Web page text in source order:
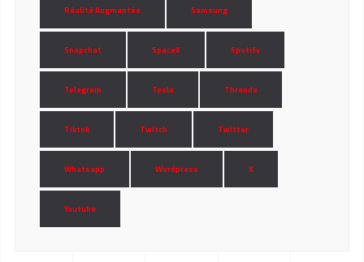
Réalité Augmentée Samsung
Snapchat SpaceX Spotify
Telegram Tesla Threads
Tiktok Twitch Twitter
Whatsapp Wordpress X
Youtube